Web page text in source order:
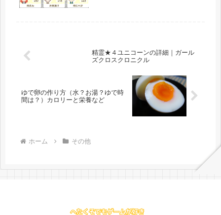
精霊★４ユニコーンの詳細｜ガール
ズクロスクロニクル
ゆで卵の作り方（水？お湯？ゆで時
間は？）カロリーと栄養など
ホーム その他